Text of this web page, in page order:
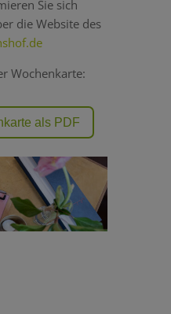
Sie sich
die Website des
Wochenkarte:
als PDF